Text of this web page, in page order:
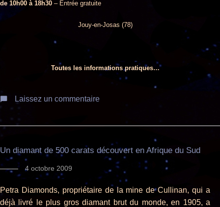
de 10h00 à 18h30 – Entrée gratuite
Jouy-en-Josas (78)
Toutes les informations pratiques…
Laissez un commentaire
Un diamant de 500 carats découvert en Afrique du Sud
4 octobre 2009
Petra Diamonds, propriétaire de la mine de Cullinan, qui a
déjà livré le plus gros diamant brut du monde, en 1905, a